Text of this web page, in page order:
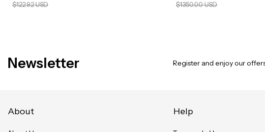
$122.92 USD $1350.00 USD
Newsletter Register and enjoy our
About Help